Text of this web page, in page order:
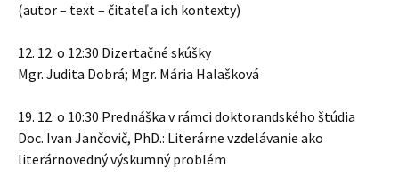
(autor – text – čitateľ a ich kontexty)
12. 12. o 12:30 Dizertačné skúšky
Mgr. Judita Dobrá; Mgr. Mária Halašková
19. 12. o 10:30 Prednáška v rámci doktorandského štúdia
Doc. Ivan Jančovič, PhD.: Literárne vzdelávanie ako
literárnovedný výskumný problém